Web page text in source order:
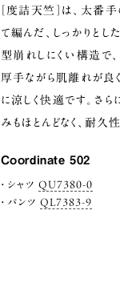
［度詰天竺］は、太番
て編んだ、しっかりとし
型崩れしにくい構造で
厚手ながら肌離れが良
に涼しく快適です。さ
みもほとんどなく、耐久
Coordinate 502
シャツQU7380-0
パンツQL7383-9